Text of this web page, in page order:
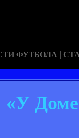
ФУТБОЛА |
«У